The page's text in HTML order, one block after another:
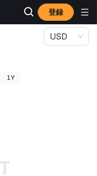
登録
USD
1Y